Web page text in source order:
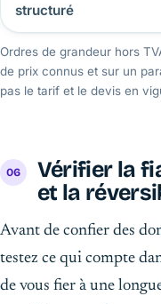
structuré
Ordres de grandeur hors
de prix connus et sur un
pas le tarif et le devis en
Vérifier la
et la
Avant de confier des
testez ce qui compte
de vous fier à une